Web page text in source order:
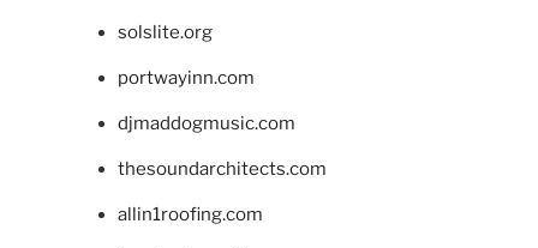
solslite.org
portwayinn.com
djmaddogmusic.com
thesoundarchitects.com
allin1roofing.com